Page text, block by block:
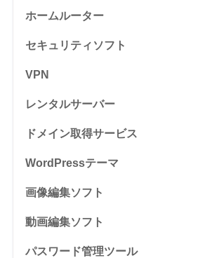
ホームルーター
セキュリティソフト
VPN
レンタルサーバー
ドメイン取得サービス
WordPressテーマ
画像編集ソフト
動画編集ソフト
パスワード管理ツール